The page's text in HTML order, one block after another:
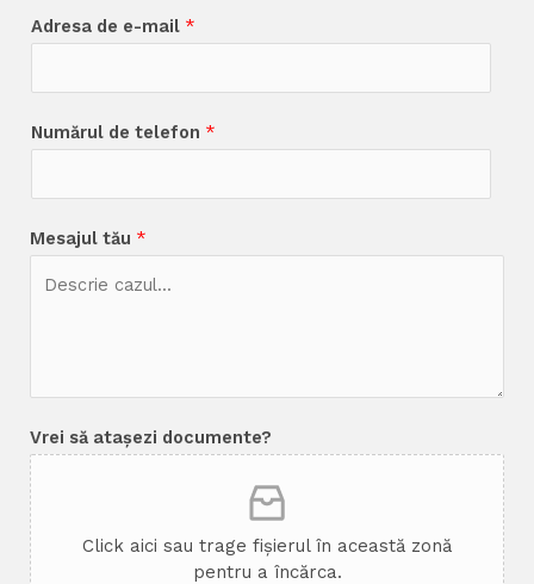
Adresa de e-mail *
Numărul de telefon *
Mesajul tău *
Vrei să atașezi documente?
Click aici sau trage fișierul în această zonă
pentru a încărca.